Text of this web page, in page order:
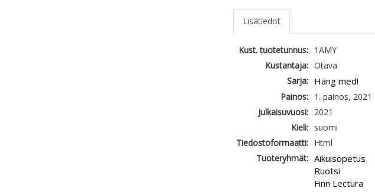
Lisätiedot
Kust. tuotetunnus:
1AMY
Kustantaja: Otava
Sarja:
Häng med!
Painos:
1. painos, 2021
Julkaisuvuosi:
2021
Kieli:
suomi
Tiedostoformaatti:
Html
Tuoteryhmät: Aikuisopetus
Ruotsi
Finn Lectura